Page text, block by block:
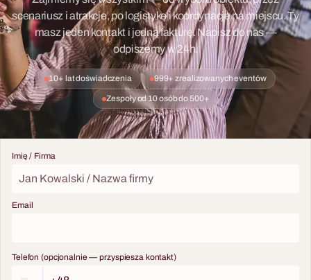
scenariusz i atrakcje, po logistykę i koordynację na miejscu. Ty
masz jeden kontakt i jedną fakturę. Napisz do nas —
odpiszemy w 24h.
10+ lat doświadczenia 999+ zrealizowanych eventów
Zespoły od 10 osób do 500+
Imię / Firma
Email
Telefon (opcjonalnie — przyspiesza kontakt)